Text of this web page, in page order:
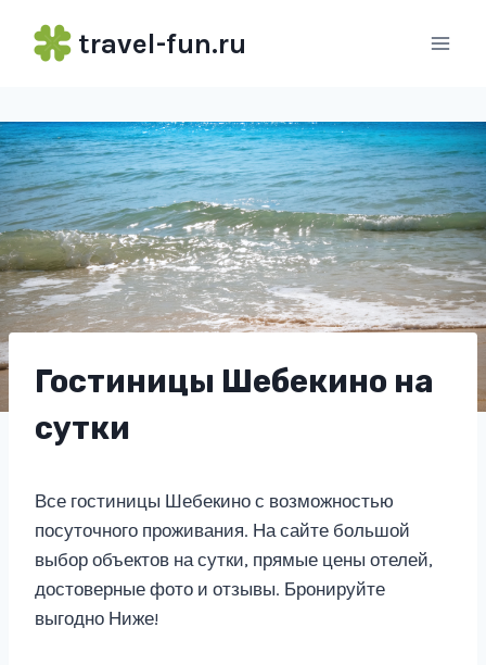
travel-fun.ru
Гостиницы Шебекино на
сутки
Все гостиницы Шебекино с возможностью
посуточного проживания. На сайте большой
выбор объектов на сутки, прямые цены отелей,
достоверные фото и отзывы. Бронируйте
выгодно Ниже!